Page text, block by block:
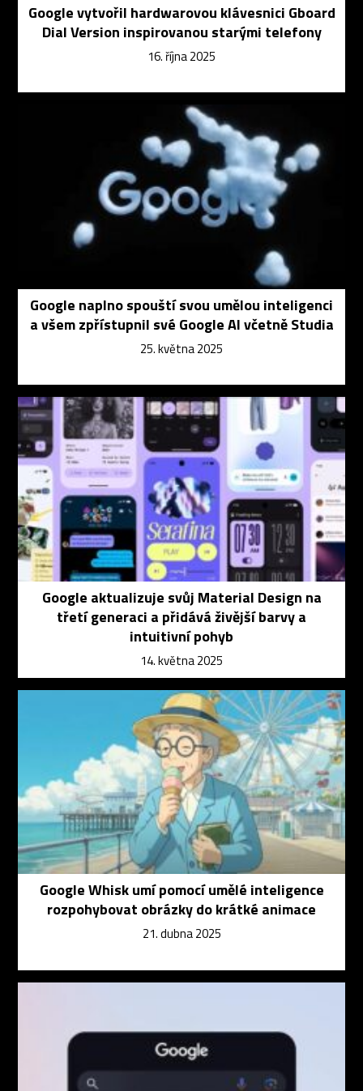
Google vytvořil hardwarovou klávesnici Gboard
Dial Version inspirovanou starými telefony
16. října 2025
Google naplno spouští svou umělou inteligenci
a všem zpřístupnil své Google AI včetně Studia
25. května 2025
Google aktualizuje svůj Material Design na
třetí generaci a přidává živější barvy a
intuitivní pohyb
14. května 2025
Google Whisk umí pomocí umělé inteligence
rozpohybovat obrázky do krátké animace
21. dubna 2025